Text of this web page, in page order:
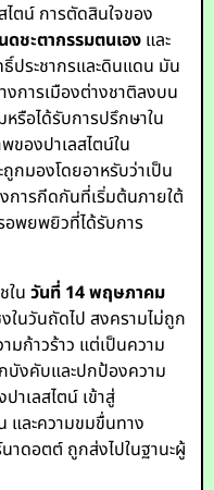
ไตน์ การตัดสินใจของ
ชะตากรรมตนเอง และ
ประชากรและดินแดน มัน
การเมืองต่างชาติลงบน
รือได้รับการปรึกษาใน
ของปาเลสไตน์ใน
กมองโดยอาหรับว่าเป็น
การกีดกันที่เริ่มต้นภายใต้
พยพยิวที่ได้รับการ
ในวันที่ 14 พฤษภาคม
ในวันถัดไป สงครามไม่ถูก
มก้าวร้าว แต่เป็นความ
งคับและปกป้องความ
เลสไตน์ เข้าสู่
ละความขมขื่นทาง
าดอตต์ ถูกส่งไปในฐานะผู้